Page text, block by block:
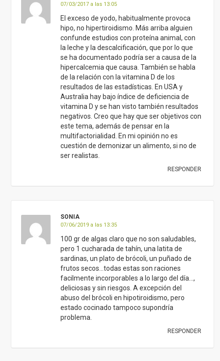
07/03/2017 a las 13:05
El exceso de yodo, habitualmente provoca
hipo, no hipertiroidismo. Más arriba alguien
confunde estudios con proteína animal, con
la leche y la descalcificación, que por lo que
se ha documentado podría ser a causa de la
hipercalcemia que causa. También se habla
de la relación con la vitamina D de los
resultados de las estadísticas. En USA y
Australia hay bajo índice de deficiencia de
vitamina D y se han visto también resultados
negativos. Creo que hay que ser objetivos con
este tema, además de pensar en la
multifactorialidad. En mi opinión no es
cuestión de demonizar un alimento, si no de
ser realistas.
RESPONDER
SONIA
07/06/2019 a las 13:35
100 gr de algas claro que no son saludables,
pero 1 cucharada de tahín, una latita de
sardinas, un plato de brócoli, un puñado de
frutos secos…todas estas son raciones
facilmente incorporables a lo largo del día…,
deliciosas y sin riesgos. A excepción del
abuso del brócoli en hipotiroidismo, pero
estado cocinado tampoco supondría
problema.
RESPONDER